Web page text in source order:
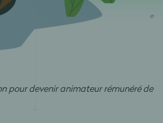
pour devenir animateur rémunéré de